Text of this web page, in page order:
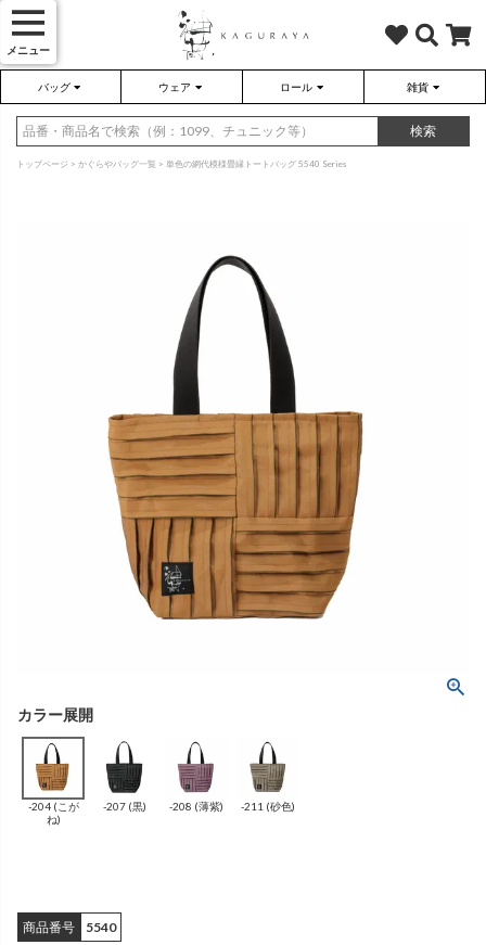
メニュー
バッグ
かぐらやバッグ
ショルダーバッグ ポーチ・小物
かぐらやバッグ一覧
ウェア
かぐらやウェア
ワンピース チュニック
ロール
かぐらやロール
（綿80%、ポリエステル15%、
（綿80%、ポリエステル15%、
ふんわりあたたか（無地）
（綿56%、アクリル24%、
ポリウレタン4%）
ふんわりあたたか
（ボーダー）
（綿56%、アクリル24%、
ナイロン16%、
（無地）
（レーヨン76％、ポリエステル18％、
シルク4％、
ポリウレタン2%）
（レーヨン76%、
シルク4%
雑貨
雑貨
ソックス・タイツ・ストッキ
ング
インテリア雑貨
雑貨一覧
検索
トップページ かぐらやバッグ一覧 単色の網代模様畳縁トートバッグ 5540 Series
-204 (こが
ね)
-207 (黒) -208 (薄紫) -211 (砂色)
商品番号 5540